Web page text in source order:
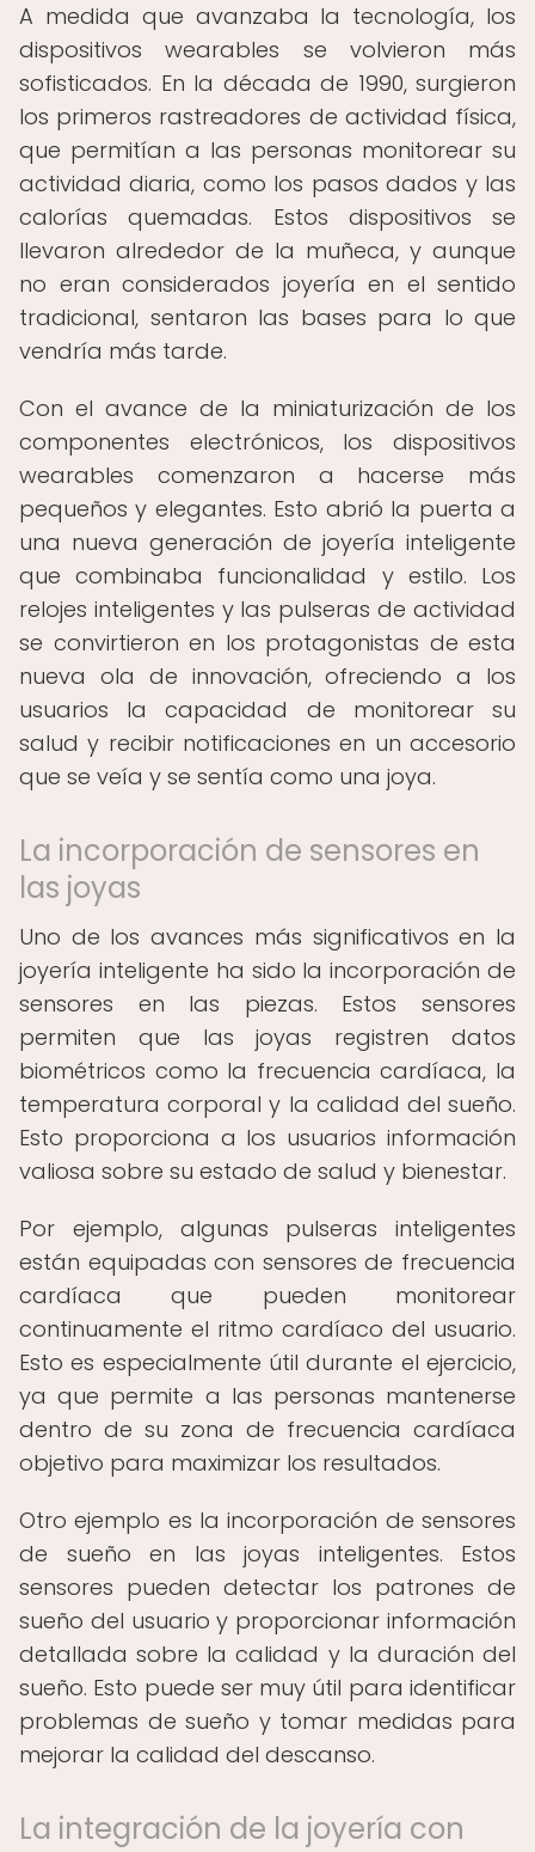
A medida que avanzaba la tecnología, los
dispositivos wearables se volvieron más
sofisticados. En la década de 1990, surgieron
los primeros rastreadores de actividad física,
que permitían a las personas monitorear su
actividad diaria, como los pasos dados y las
calorías quemadas. Estos dispositivos se
llevaron alrededor de la muñeca, y aunque
no eran considerados joyería en el sentido
tradicional, sentaron las bases para lo que
vendría más tarde.
Con el avance de la miniaturización de los
componentes electrónicos, los dispositivos
wearables comenzaron a hacerse más
pequeños y elegantes. Esto abrió la puerta a
una nueva generación de joyería inteligente
que combinaba funcionalidad y estilo. Los
relojes inteligentes y las pulseras de actividad
se convirtieron en los protagonistas de esta
nueva ola de innovación, ofreciendo a los
usuarios la capacidad de monitorear su
salud y recibir notificaciones en un accesorio
que se veía y se sentía como una joya.
La incorporación de sensores en
las joyas
Uno de los avances más significativos en la
joyería inteligente ha sido la incorporación de
sensores en las piezas. Estos sensores
permiten que las joyas registren datos
biométricos como la frecuencia cardíaca, la
temperatura corporal y la calidad del sueño.
Esto proporciona a los usuarios información
valiosa sobre su estado de salud y bienestar.
Por ejemplo, algunas pulseras inteligentes
están equipadas con sensores de frecuencia
cardíaca que pueden monitorear
continuamente el ritmo cardíaco del usuario.
Esto es especialmente útil durante el ejercicio,
ya que permite a las personas mantenerse
dentro de su zona de frecuencia cardíaca
objetivo para maximizar los resultados.
Otro ejemplo es la incorporación de sensores
de sueño en las joyas inteligentes. Estos
sensores pueden detectar los patrones de
sueño del usuario y proporcionar información
detallada sobre la calidad y la duración del
sueño. Esto puede ser muy útil para identificar
problemas de sueño y tomar medidas para
mejorar la calidad del descanso.
La integración de la joyería con